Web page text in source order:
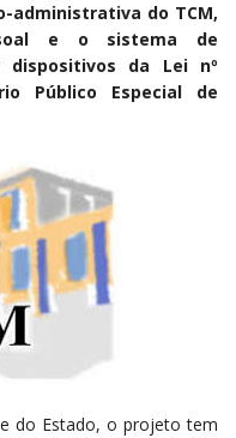
administrativa do TCM,
e o sistema de
dispositivos da Lei nº
Público Especial de
do Estado, o projeto tem